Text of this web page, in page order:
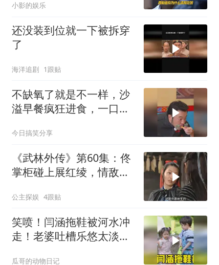
小影的娱乐
还没装到位就一下被拆穿
了
海洋追剧 1跟贴
不缺氧了就是不一样，沙
溢早餐疯狂进食，一口接
今日搞笑分享
《武林外传》第60集：佟
掌柜碰上展红绫，情敌见
公主探娱 4跟贴
笑喷！闫涵拖鞋被河水冲
走！老婆吐槽乐悠太淡定
瓜哥的动物日记